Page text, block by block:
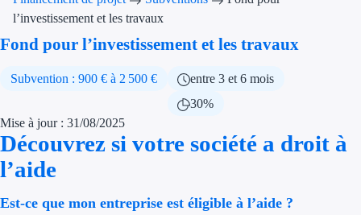
Aides RSE
l’investissement et les travaux
Fond pour l’investissement et les travaux
Subvention : 900 € à 2 500 €
entre 3 et 6 mois
30%
Mise à jour : 31/08/2025
Découvrez si votre société a droit à
l’aide
Est-ce que mon entreprise est éligible à l’aide ?